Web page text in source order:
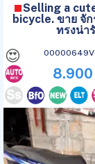
Selling a
bicycle. ขาย จั
ทรงน่า
😍